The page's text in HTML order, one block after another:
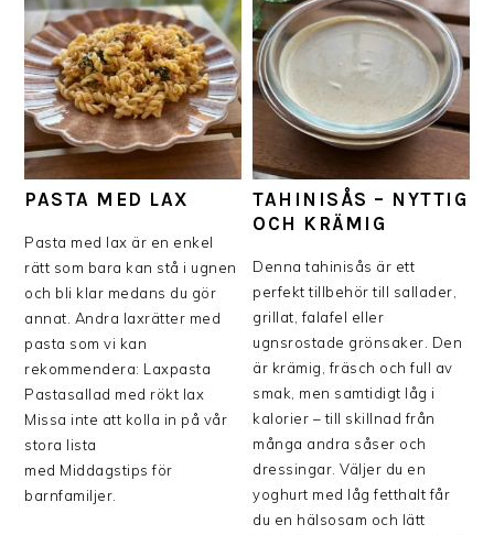
PASTA MED LAX
Pasta med lax är en enkel
rätt som bara kan stå i ugnen
och bli klar medans du gör
annat. Andra laxrätter med
pasta som vi kan
rekommendera: Laxpasta
Pastasallad med rökt lax
Missa inte att kolla in på vår
stora lista
med Middagstips för
barnfamiljer.
TAHINISÅS – NYTTIG
OCH KRÄMIG
Denna tahinisås är ett
perfekt tillbehör till sallader,
grillat, falafel eller
ugnsrostade grönsaker. Den
är krämig, fräsch och full av
smak, men samtidigt låg i
kalorier – till skillnad från
många andra såser och
dressingar. Väljer du en
yoghurt med låg fetthalt får
du en hälsosam och lätt